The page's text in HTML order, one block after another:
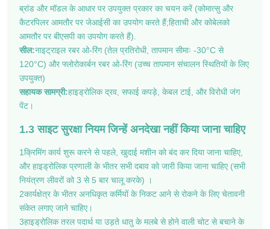
ब्रांड और मॉडल के आधार पर उपयुक्त प्रकार का चयन करें (कोमात्सु और
कैटरपिलर आमतौर पर जेआईसी का उपयोग करते हैं;हिताची और कोबेलको
आमतौर पर बीएसपी का उपयोग करते हैं).
सील:नाइट्राइल रबर ओ-रिंग (तेल प्रतिरोधी, तापमान सीमाः -30°C से
120°C) और फ्लोरोकार्बन रबर ओ-रिंग (उच्च तापमान संचालन स्थितियों के लिए
उपयुक्त)
सहायक सामग्री:हाइड्रोलिक द्रव, सफाई कपड़े, केबल टाई, और विरोधी जंग
पेंट।
1.3 साइट सुरक्षा नियम जिन्हें अनदेखा नहीं किया जाना चाहिए
1क्रिमिंग कार्य शुरू करने से पहले, खुदाई मशीन को बंद कर दिया जाना चाहिए,
और हाइड्रोलिक प्रणाली के भीतर सभी दबाव को जारी किया जाना चाहिए (सभी
नियंत्रण लीवरों को 3 से 5 बार चालू करके) ।
2कार्यक्षेत्र के भीतर अनधिकृत कर्मियों के निकट आने से रोकने के लिए चेतावनी
संकेत लगाए जाने चाहिए।
3हाइड्रोलिक तरल पदार्थ या उड़ते धातु के मलबे से होने वाली चोट से बचाने के